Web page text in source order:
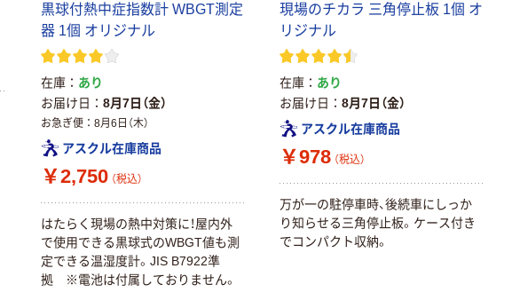
黒球付熱中症指数計 WBGT測定
器 1個 オリジナル
在庫
あり
お届け日
8月7日（金）
お急ぎ便 8月6日（木）
アスクル在庫商品
￥2,750 （税込）
はたらく現場の熱中対策に！屋内外
で使用できる黒球式のWBGT値も測
定できる温湿度計。JIS B7922準
拠 ※電池は付属しておりません。
現場のチカラ 三角停止板 1個 オ
リジナル
在庫
あり
お届け日
8月7日（金）
アスクル在庫商品
￥978 （税込）
万が一の駐停車時、後続車にしっか
り知らせる三角停止板。ケース付き
でコンパクト収納。